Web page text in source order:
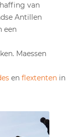
van
Antillen
een
Maessen
enflextenten in